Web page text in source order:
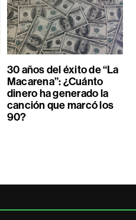
30 años del éxito de “La
Macarena”: ¿Cuánto
dinero ha generado la
canción que marcó los
90?